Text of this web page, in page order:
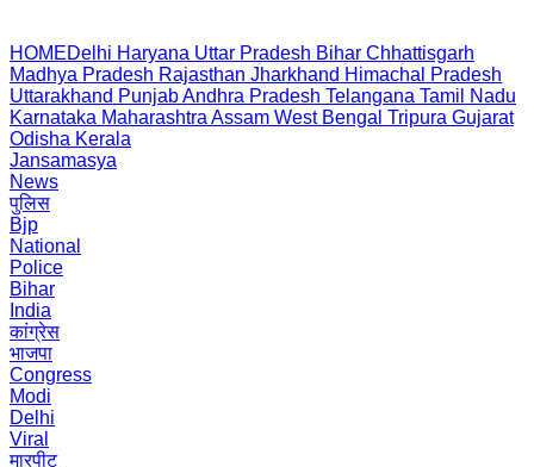
HOMEDelhi Haryana Uttar Pradesh Bihar Chhattisgarh
Madhya Pradesh Rajasthan Jharkhand Himachal Pradesh
Uttarakhand PunjabAndhra Pradesh Telangana Tamil Nadu
Karnataka Maharashtra Assam West Bengal Tripura Gujarat
Odisha Kerala
Jansamasya
News
पुलिस
Bjp
National
Police
Bihar
India
कांग्रेस
भाजपा
Congress
Modi
Delhi
Viral
मारपीट